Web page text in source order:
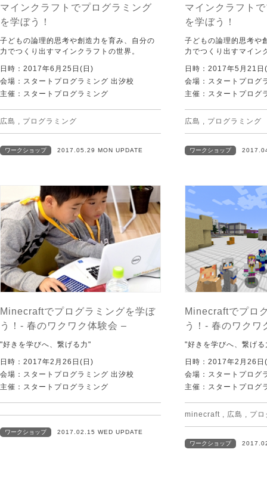
マインクラフトでプログラミング
を学ぼう！
子どもの論理的思考や創造力を育み、自分の
力でつくり出すマインクラフトの世界。
日時：2017年6月25日(日)
会場：スタートプログラミング 出汐校
主催：スタートプログラミング
広島 , プログラミング
ワークショップ 2017.05.29 MON UPDATE
マインクラフト
を学ぼう！
子どもの論理的思考や
力でつくり出すマイン
日時：2017年5月21日
会場：スタートプログ
主催：スタートプログ
広島 , プログラミング
ワークショップ
Minecraftでプログラミングを学ぼ
う！- 春のワクワク体験会 –
"好きを学びへ、繋げる力"
日時：2017年2月26日(日)
会場：スタートプログラミング 出汐校
主催：スタートプログラミング
ワークショップ 2017.02.15 WED UPDATE
Minecraftでプロ
う！- 春のワクワ
"好きを学びへ、繋げる
日時：2017年2月26日
会場：スタートプログ
主催：スタートプログ
minecraft , 広島 , プ
ワークショップ